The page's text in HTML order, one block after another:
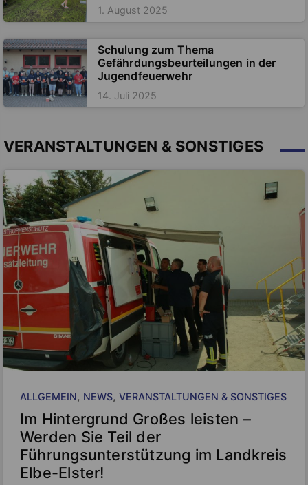
1. August 2025
Schulung zum Thema
Gefährdungsbeurteilungen in der
Jugendfeuerwehr
14. Juli 2025
VERANSTALTUNGEN & SONSTIGES
ALLGEMEIN, NEWS, VERANSTALTUNGEN & SONSTIGES
Im Hintergrund Großes leisten –
Werden Sie Teil der
Führungsunterstützung im Landkreis
Elbe-Elster!